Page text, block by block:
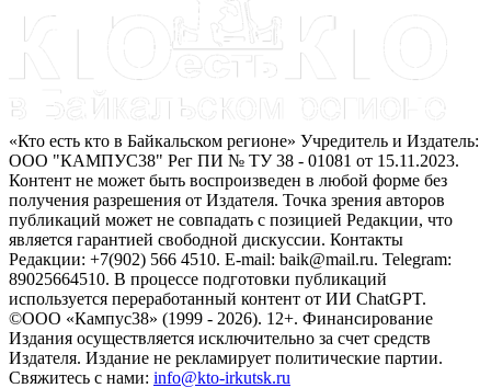
«Кто есть кто в Байкальском регионе» Учредитель и Издатель:
ООО "КАМПУС38" Рег ПИ № ТУ 38 - 01081 от 15.11.2023.
Контент не может быть воспроизведен в любой форме без
получения разрешения от Издателя. Точка зрения авторов
публикаций может не совпадать с позицией Редакции, что
является гарантией свободной дискуссии. Контакты
Редакции: +7(902) 566 4510. E-mail: baik@mail.ru. Telegram:
89025664510. В процессе подготовки публикаций
используется переработанный контент от ИИ ChatGPT.
©ООО «Кампус38» (1999 - 2026). 12+. Финансирование
Издания осуществляется исключительно за счет средств
Издателя. Издание не рекламирует политические партии.
Свяжитесь с нами: info@kto-irkutsk.ru